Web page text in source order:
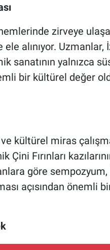
zirveye
alınıyor. Uzmanlar,
sanatının yalnızca
bir kültürel değer
kültürel miras
Fırınları
göre
açısından önemli